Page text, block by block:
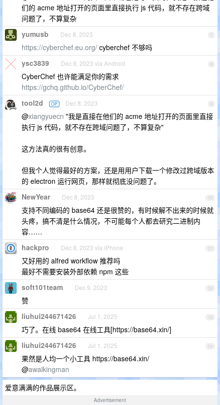
们的 acme 地址打开的页面里直接执行 js 代码，就不存在跨域
问题了，不算复杂
7
yumusb Dec 8, 2023
https://cyberchef.eu.org/ cyberchef 不够吗
8
ysc3839 Dec 8, 2023 via Android
CyberChef 也许能满足你的需求
https://gchq.github.io/CyberChef/
9
tool2d OP Dec 8, 2023
@xiangyuecn "我是直接在他们的 acme 地址打开的页面里直接
执行 js 代码，就不存在跨域问题了，不算复杂"
这方法真的很有创意。
但我个人觉得最好的方案，还是用用户下载一个修改过跨域版本
的 electron 运行网页，那样就彻底没问题了。
10
NewYear Dec 8, 2023
支持不同编码的 base64 还是很赞的，有时候解不出来的时候就
头疼，搞不清是什么情况，不可能每个人都去研究二进制内
容……
11
hackpro Dec 8, 2023 via iPhone
又好用的 alfred workflow 推荐吗
最好不需要安装外部依赖 npm 这些
12
soft101team Dec 9, 2023
赞
13
liuhui244671426 Jul 1, 2025
巧了。在线 base64 在线工具[https://base64.xin/]
14
liuhui244671426 Jul 1, 2025
果然是人均一个小工具 https://base64.xin/
@awalkingman
爱意满满的作品展示区。
Advertisement